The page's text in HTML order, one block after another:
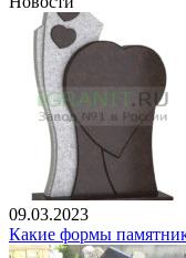
09.03.2023
Какие формы